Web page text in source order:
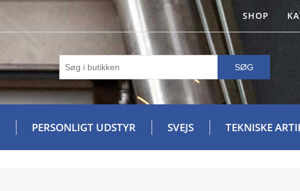
SHOP
SØG
PERSONLIGT UDSTYR SVEJS TEKNISKE